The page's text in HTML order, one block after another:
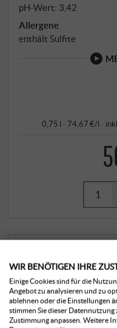
pH-Wert: 3,42
Allergene
enthält Sulfite
0,75 l · 74,67 €/l ·
WIR BENÖTIGEN IHRE
Einige Cookies sind für die
Angebot zu analysieren und zu
ablehnen oder die Einstellungen
stimmen Sie dieser
Zustimmung anpassen. Weitere